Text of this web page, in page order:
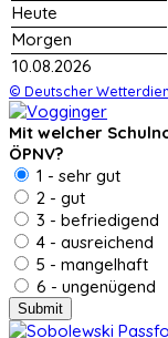
Heute
Morgen
10.08.2026
© Deutscher
Mit welcher
ÖPNV?
1 - sehr gut
2 - gut
3 - befriedigend
4 - ausreichend
5 - mangelhaft
6 - ungenügend